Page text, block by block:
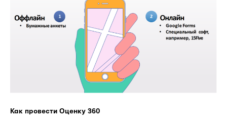
Как провести Оценку 360